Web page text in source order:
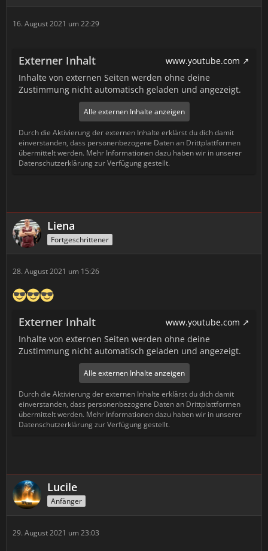
16. August 2021 um 22:29
Externer Inhalt
www.youtube.com
Inhalte von externen Seiten werden ohne deine
Zustimmung nicht automatisch geladen und angezeigt.
Alle externen Inhalte anzeigen
Durch die Aktivierung der externen Inhalte erklärst du dich damit
einverstanden, dass personenbezogene Daten an Drittplattformen
übermittelt werden. Mehr Informationen dazu haben wir in unserer
Datenschutzerklärung zur Verfügung gestellt.
Liena
Fortgeschrittener
28. August 2021 um 15:26
Externer Inhalt
www.youtube.com
Inhalte von externen Seiten werden ohne deine
Zustimmung nicht automatisch geladen und angezeigt.
Alle externen Inhalte anzeigen
Durch die Aktivierung der externen Inhalte erklärst du dich damit
einverstanden, dass personenbezogene Daten an Drittplattformen
übermittelt werden. Mehr Informationen dazu haben wir in unserer
Datenschutzerklärung zur Verfügung gestellt.
Lucile
Anfänger
29. August 2021 um 23:03